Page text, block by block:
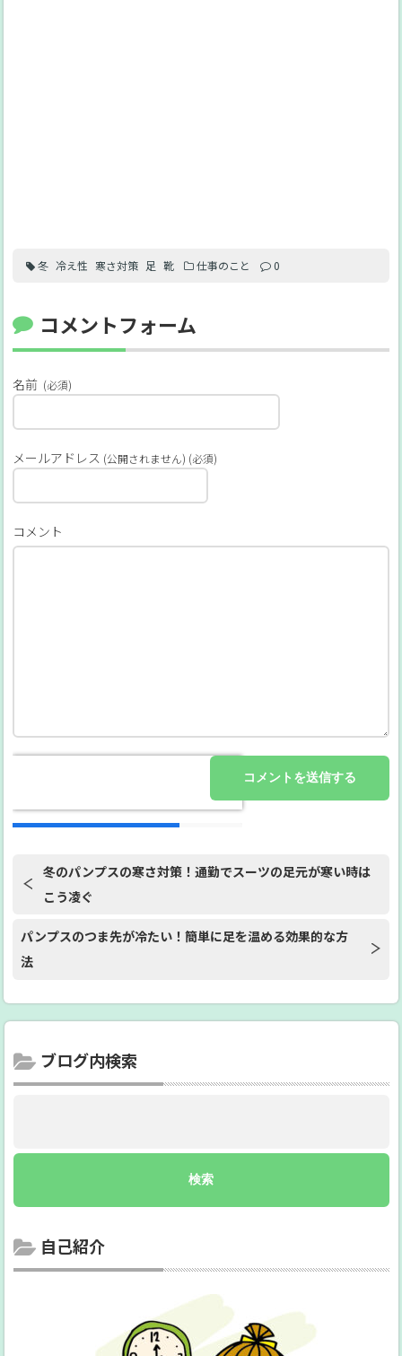
冬 冷え性 寒さ対策 足 靴 仕事のこと 0
コメントフォーム
名前 (必須)
メールアドレス (公開されません) (必須)
コメント
冬のパンプスの寒さ対策！通勤でスーツの足元が寒い時は
こう凌ぐ
パンプスのつま先が冷たい！簡単に足を温める効果的な方
法
ブログ内検索
自己紹介